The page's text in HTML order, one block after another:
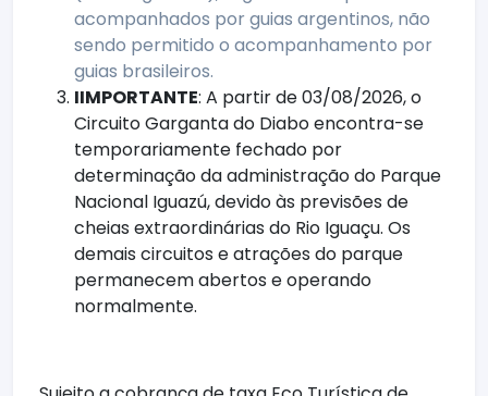
acompanhados por guias argentinos, não
sendo permitido o acompanhamento por
guias brasileiros.
IIMPORTANTE: A partir de 03/08/2026, o
Circuito Garganta do Diabo encontra-se
temporariamente fechado por
determinação da administração do Parque
Nacional Iguazú, devido às previsões de
cheias extraordinárias do Rio Iguaçu. Os
demais circuitos e atrações do parque
permanecem abertos e operando
normalmente.